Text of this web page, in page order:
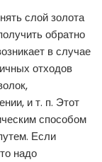
слой золота
обратно
в случае
отходов
и т. п. Этот
способом
Если
надо